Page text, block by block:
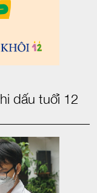
dấu tuổi 12